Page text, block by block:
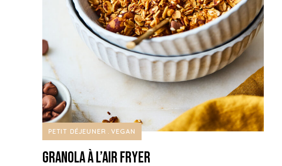
PETIT DÉJEUNER VEGAN
Granola à l’air fryer